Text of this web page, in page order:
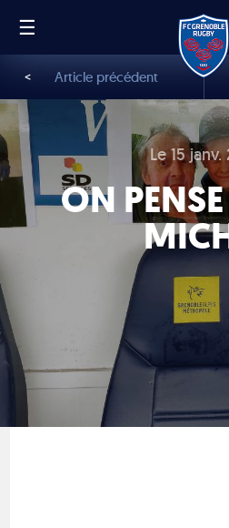
☰
Le 15 janv.
ON
< Article précédent